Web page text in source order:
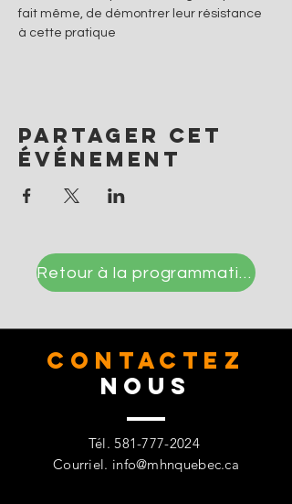
fait même, de démontrer leur résistance
à cette pratique
Partager cet
événement
Retour à la programmation
CONTACTez
Nous
Tél.581-777-2024
Courriel. info@mhnquebec.ca